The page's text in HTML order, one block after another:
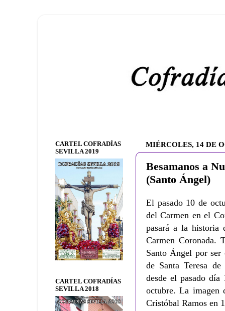
MIÉRCOLES, 14 DE
Besamanos a
(Santo Ángel)
El pasado 10 de
del Carmen en el
pasará a la historia
Carmen Coronada.
Santo Ángel por ser
de Santa Teresa de
desde el pasado día
octubre. La imagen
Cristóbal Ramos en
CARTEL COFRADÍAS
SEVILLA 2019
CARTEL COFRADÍAS
SEVILLA 2018